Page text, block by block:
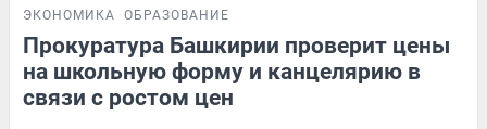
ЭКОНОМИКА ОБРАЗОВАНИЕ
Прокуратура Башкирии проверит цены
на школьную форму и канцелярию в
связи с ростом цен